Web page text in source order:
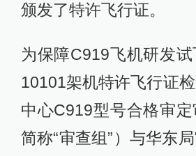
颁发了特许飞行证。
为保障C919飞机研发
10101架机特许飞行证
中心C919型号合格审
简称“审查组”）与华东